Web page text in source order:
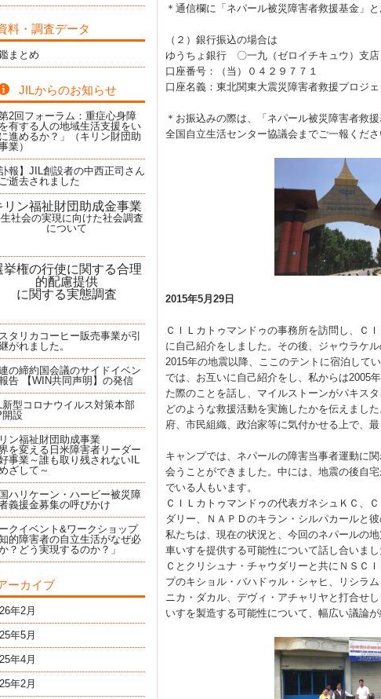
＊通信欄に「ネパール被災障害者救援基金」と
（２）銀行振込の場合は
ゆうちょ銀行 〇一九（ゼロイチキュウ）支店
口座番号：（当）０４２９７７１
口座名義：東北関東大震災障害者救援プロジェ
＊お振込みの際は、「ネパール被災障害者救
全国自立生活センター協議会までご一報くださ
2015年5月29日
ＣＩＬカトゥマンドゥの事務所を訪問し、Ｃ
に自己紹介をしました。その後、ジャウラケ
2015年の地震以降、ここのテントに宿泊して
では、お互いに自己紹介をし、私からは2005
た際のことを話し、マイルストーンがパキス
どのような救援活動を実施したかを伝えまし
府、市民組織、政治家等に気付かせる上で、最
キャンプでは、ネパールの障害当事者運動に
会うことができました。中には、地震の後自
でいる人もいます。
ＣＩＬカトゥマンドゥの代表ガネシュＫＣ、
ダリー、ＮＡＰＤのキラン・シルパカールと彼
私たちは、現在の状況と、今回のネパールの
車いすを提供する可能性について話し合いま
Ｃとクリシュナ・チャウダリーと共にＮＳＣ
プのキショル・バハドゥル・シャヒ、リシラ
ニカ・ダカル、デヴィ・アチャリヤと打合せ
いすを製造する可能性について、幅広い議論が
料・調査データ
まとめ
JILからのお知らせ
第2回フォーラム：重症心身障
有する人の地域生活支援をい
進めるか？」（キリン財団助
業）
訃報】JIL創設者の中西正司さん
逝去されました
リン福祉財団助成金事業
社会の実現に向けた社会調査
について
挙権の行使に関する合理
的配慮提供
に関する実態調査
タリカコーヒー販売事業が引
がれました。
の締約国会議のサイドイベン
告 【WIN共同声明】の発信
型コロナウイルス対策本部
開設
ン福祉財団助成事業
を変える日米障害者リーダー
事業～誰も取り残されないIL
ざして～
ハリケーン・ハービー被災障
義援金募集の呼びかけ
クイベント&ワークショップ
知的障害者の自立生活がなぜ必
？どう実現するのか？」
ーカイブ
年2月
年5月
年4月
年2月